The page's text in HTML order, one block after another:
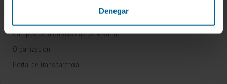
Denegar
Campus de la Universidad de Navarra
Organización
Portal de Transparencia